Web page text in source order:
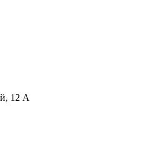
12 А